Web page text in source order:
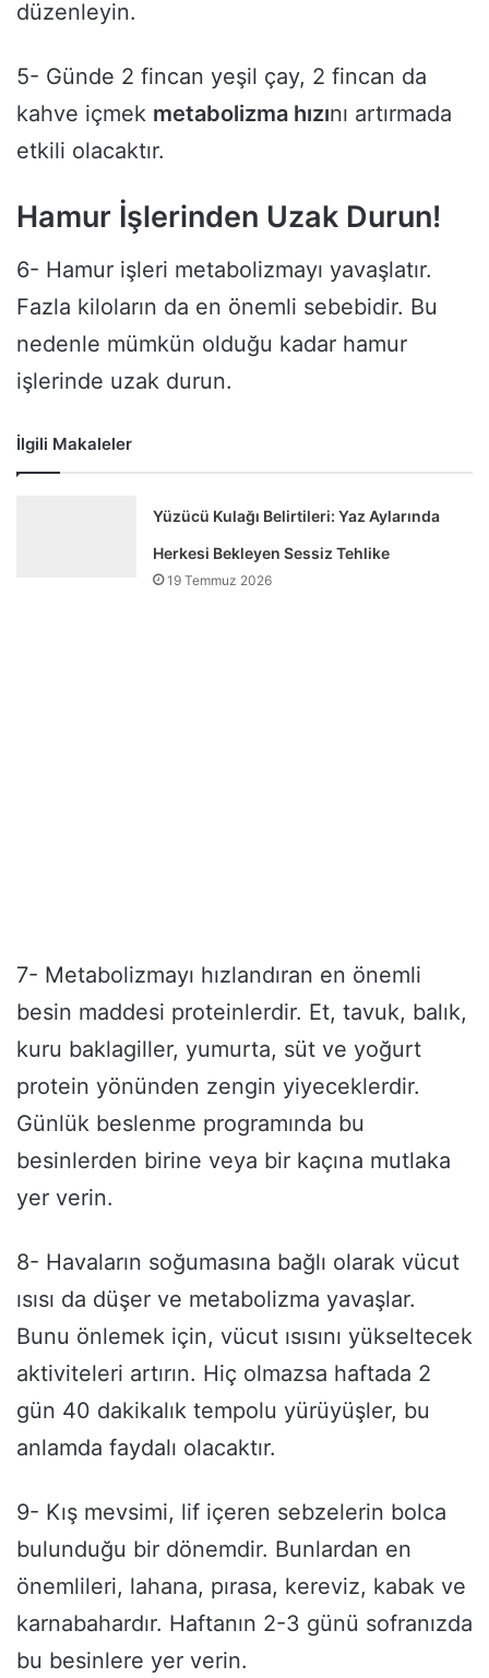
düzenleyin.
5- Günde 2 fincan yeşil çay, 2 fincan da
kahve içmek metabolizma hızını artırmada
etkili olacaktır.
Hamur İşlerinden Uzak Durun!
6- Hamur işleri metabolizmayı yavaşlatır.
Fazla kiloların da en önemli sebebidir. Bu
nedenle mümkün olduğu kadar hamur
işlerinde uzak durun.
İlgili Makaleler
Yüzücü Kulağı Belirtileri: Yaz Aylarında
Herkesi Bekleyen Sessiz Tehlike
19 Temmuz 2026
7- Metabolizmayı hızlandıran en önemli
besin maddesi proteinlerdir. Et, tavuk, balık,
kuru baklagiller, yumurta, süt ve yoğurt
protein yönünden zengin yiyeceklerdir.
Günlük beslenme programında bu
besinlerden birine veya bir kaçına mutlaka
yer verin.
8- Havaların soğumasına bağlı olarak vücut
ısısı da düşer ve metabolizma yavaşlar.
Bunu önlemek için, vücut ısısını yükseltecek
aktiviteleri artırın. Hiç olmazsa haftada 2
gün 40 dakikalık tempolu yürüyüşler, bu
anlamda faydalı olacaktır.
9- Kış mevsimi, lif içeren sebzelerin bolca
bulunduğu bir dönemdir. Bunlardan en
önemlileri, lahana, pırasa, kereviz, kabak ve
karnabahardır. Haftanın 2-3 günü sofranızda
bu besinlere yer verin.